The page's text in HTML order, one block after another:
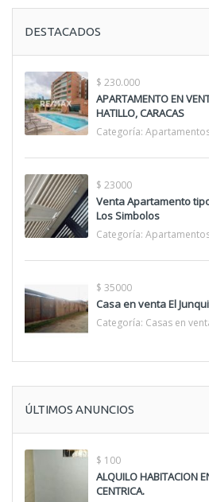
DESTACADOS
$ 230.000
APARTAMENTO EN
HATILLO, CARACAS
Categoría:
$ 23000
Venta Apartamento
Los Simbolos
Categoría:
$ 35000
Casa en venta El
Categoría: Casas en
ÚLTIMOS ANUNCIOS
$ 100
ALQUILO HABITACION
CENTRICA.